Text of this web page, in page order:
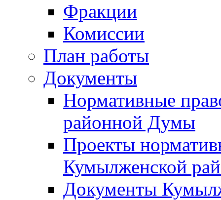
Фракции
Комиссии
План работы
Документы
Нормативные
районной Думы
Проекты
Кумылженской
Документы